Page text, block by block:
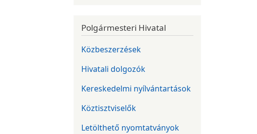
Polgármesteri Hivatal
Közbeszerzések
Hivatali dolgozók
Kereskedelmi nyílvántartások
Köztisztviselők
Letölthető nyomtatványok